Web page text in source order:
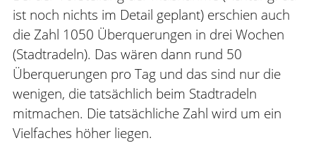
ist noch nichts im Detail geplant) erschien auch
die Zahl 1050 Überquerungen in drei Wochen
(Stadtradeln). Das wären dann rund 50
Überquerungen pro Tag und das sind nur die
wenigen, die tatsächlich beim Stadtradeln
mitmachen. Die tatsächliche Zahl wird um ein
Vielfaches höher liegen.